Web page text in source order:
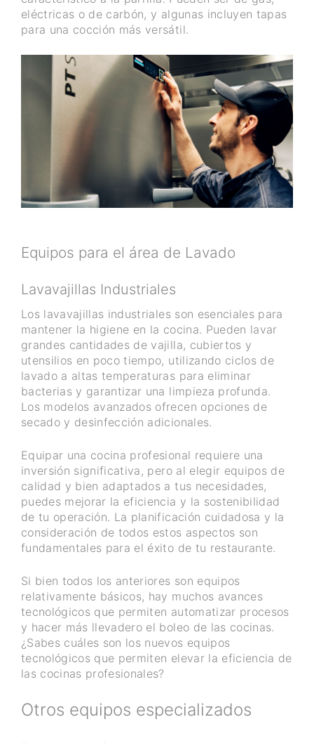
eléctricas o de carbón, y algunas incluyen tapas
para una cocción más versátil.
Equipos para el área de Lavado
Lavavajillas Industriales
Los lavavajillas industriales son esenciales para
mantener la higiene en la cocina. Pueden lavar
grandes cantidades de vajilla, cubiertos y
utensilios en poco tiempo, utilizando ciclos de
lavado a altas temperaturas para eliminar
bacterias y garantizar una limpieza profunda.
Los modelos avanzados ofrecen opciones de
secado y desinfección adicionales.
Equipar una cocina profesional requiere una
inversión significativa, pero al elegir equipos de
calidad y bien adaptados a tus necesidades,
puedes mejorar la eficiencia y la sostenibilidad
de tu operación. La planificación cuidadosa y la
consideración de todos estos aspectos son
fundamentales para el éxito de tu restaurante.
Si bien todos los anteriores son equipos
relativamente básicos, hay muchos avances
tecnológicos que permiten automatizar procesos
y hacer más llevadero el boleo de las cocinas.
¿Sabes cuáles son los nuevos equipos
tecnológicos que permiten elevar la eficiencia de
las cocinas profesionales?
Otros equipos especializados